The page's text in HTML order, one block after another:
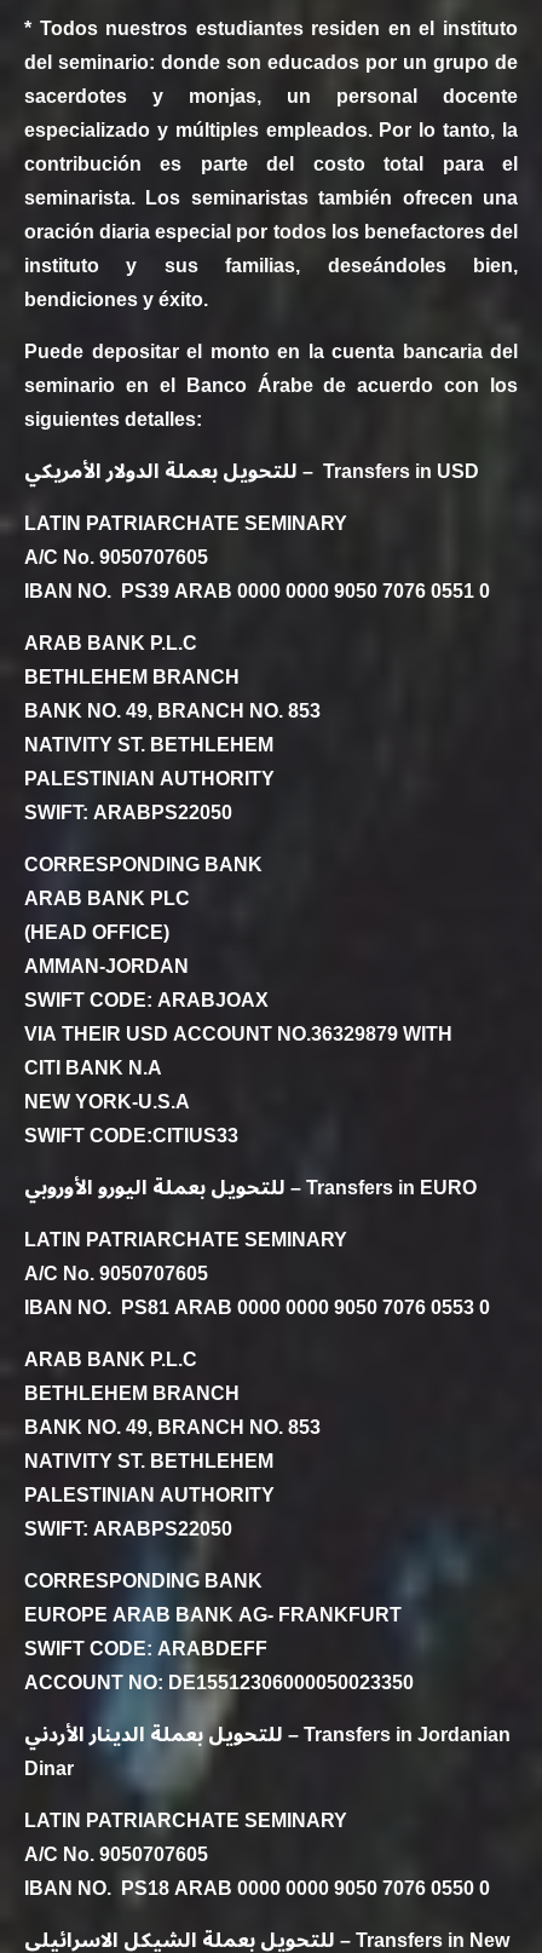
* Todos nuestros estudiantes residen en el instituto
del seminario: donde son educados por un grupo de
sacerdotes y monjas, un personal docente
especializado y múltiples empleados. Por lo tanto, la
contribución es parte del costo total para el
seminarista. Los seminaristas también ofrecen una
oración diaria especial por todos los benefactores del
instituto y sus familias, deseándoles bien,
bendiciones y éxito.
Puede depositar el monto en la cuenta bancaria del
seminario en el Banco Árabe de acuerdo con los
siguientes detalles:
للتحويل بعملة الدولار الأمريكي – Transfers in USD
LATIN PATRIARCHATE SEMINARY
A/C No. 9050707605
IBAN NO. PS39 ARAB 0000 0000 9050 7076 0551 0
ARAB BANK P.L.C
BETHLEHEM BRANCH
BANK NO. 49, BRANCH NO. 853
NATIVITY ST. BETHLEHEM
PALESTINIAN AUTHORITY
SWIFT: ARABPS22050
CORRESPONDING BANK
ARAB BANK PLC
(HEAD OFFICE)
AMMAN-JORDAN
SWIFT CODE: ARABJOAX
VIA THEIR USD ACCOUNT NO.36329879 WITH
CITI BANK N.A
NEW YORK-U.S.A
SWIFT CODE:CITIUS33
للتحويل بعملة اليورو الأوروبي – Transfers in EURO
LATIN PATRIARCHATE SEMINARY
A/C No. 9050707605
IBAN NO. PS81 ARAB 0000 0000 9050 7076 0553 0
ARAB BANK P.L.C
BETHLEHEM BRANCH
BANK NO. 49, BRANCH NO. 853
NATIVITY ST. BETHLEHEM
PALESTINIAN AUTHORITY
SWIFT: ARABPS22050
CORRESPONDING BANK
EUROPE ARAB BANK AG- FRANKFURT
SWIFT CODE: ARABDEFF
ACCOUNT NO: DE15512306000050023350
للتحويل بعملة الدينار الأردني – Transfers in Jordanian
Dinar
LATIN PATRIARCHATE SEMINARY
A/C No. 9050707605
IBAN NO. PS18 ARAB 0000 0000 9050 7076 0550 0
للتحويل بعملة الشيكل الاسرائيلي – Transfers in New